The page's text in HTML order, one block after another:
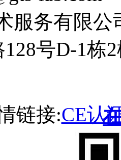
服务有限
128号D-1
链接:CE认